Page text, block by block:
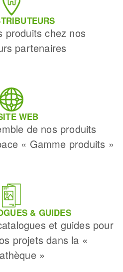
produits chez nos
partenaires
WEB
de nos produits
« Gamme produits »
& GUIDES
et guides pour
projets dans la «
»